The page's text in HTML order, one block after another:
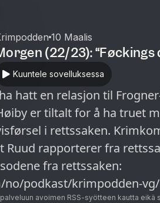
10 Maalis
(22/23): “Føckings
Kuuntele sovelluksessa
hatt en relasjon til
er tiltalt for å ha truet
Krimkommentator Øystein Milli
Ruud rapporterer fra
podkast/krimpodden-vg/
avoimen RSS-syötteen kautta eikä